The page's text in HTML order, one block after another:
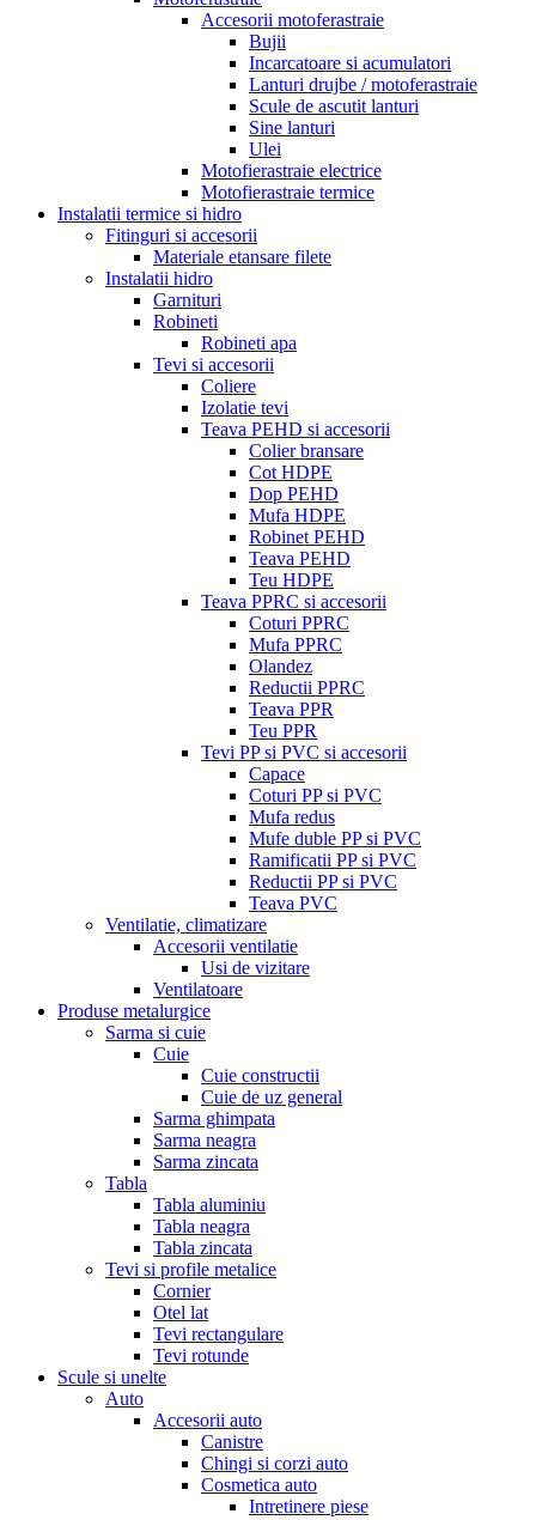
Accesorii motoferastraie
Bujii
Incarcatoare si acumulatori
Lanturi drujbe / motoferastraie
Scule de ascutit lanturi
Sine lanturi
Ulei
Motofierastraie electrice
Motofierastraie termice
Instalatii termice si hidro
Fitinguri si accesorii
Materiale etansare filete
Instalatii hidro
Garnituri
Robineti
Robineti apa
Tevi si accesorii
Coliere
Izolatie tevi
Teava PEHD si accesorii
Colier bransare
Cot HDPE
Dop PEHD
Mufa HDPE
Robinet PEHD
Teava PEHD
Teu HDPE
Teava PPRC si accesorii
Coturi PPRC
Mufa PPRC
Olandez
Reductii PPRC
Teava PPR
Teu PPR
Tevi PP si PVC si accesorii
Capace
Coturi PP si PVC
Mufa redus
Mufe duble PP si PVC
Ramificatii PP si PVC
Reductii PP si PVC
Teava PVC
Ventilatie, climatizare
Accesorii ventilatie
Usi de vizitare
Ventilatoare
Produse metalurgice
Sarma si cuie
Cuie
Cuie constructii
Cuie de uz general
Sarma ghimpata
Sarma neagra
Sarma zincata
Tabla
Tabla aluminiu
Tabla neagra
Tabla zincata
Tevi si profile metalice
Cornier
Otel lat
Tevi rectangulare
Tevi rotunde
Scule si unelte
Auto
Accesorii auto
Canistre
Chingi si corzi auto
Cosmetica auto
Intretinere piese